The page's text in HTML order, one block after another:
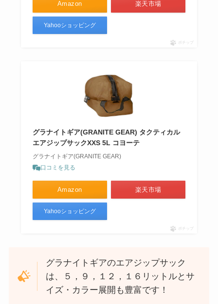
Amazon 楽天市場
Yahooショッピング
ポチップ
グラナイトギア(GRANITE GEAR) タクティカル
エアジップサックXXS 5L コヨーテ
グラナイトギア(GRANITE GEAR)
口コミを見る
Amazon 楽天市場
Yahooショッピング
ポチップ
グラナイトギアのエアジップサック
は、５，９，１２，１６リットルとサ
イズ・カラー展開も豊富です！